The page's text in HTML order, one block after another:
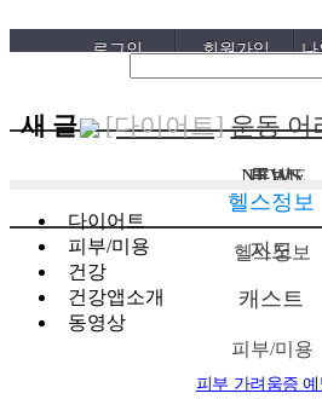
로그인 회원가입 나
새 글 [다이어트] 운동 어
[05-19]
컬럼비
‘지구의 ..
[04-22]
[패션/유행] ITZY
피해 성금 5..
[04-12]
[보도자료/칼럼]
와 배트맨콜라·..[04-05]
[건강]
봄철 자살률
이 위..
[건강]
향긋한 봄
[03-29]봄에 심해
톡방
NEWS
헬스정보
지도
캐스트
HOME
헬스정보
피부/미용
다이어트
피부/미용
건강
건강앱소개
동영상
피부 가려움증 예